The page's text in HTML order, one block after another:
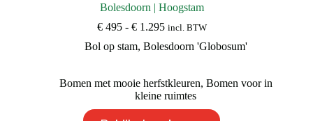
Bolesdoorn | Hoogstam
€495 - €1.295Prijsklasse:
tot
incl. BTW
Bol op stam, Bolesdoorn 'Globosum'
Bomen met mooie herfstkleuren, Bomen voor in
kleine ruimtes